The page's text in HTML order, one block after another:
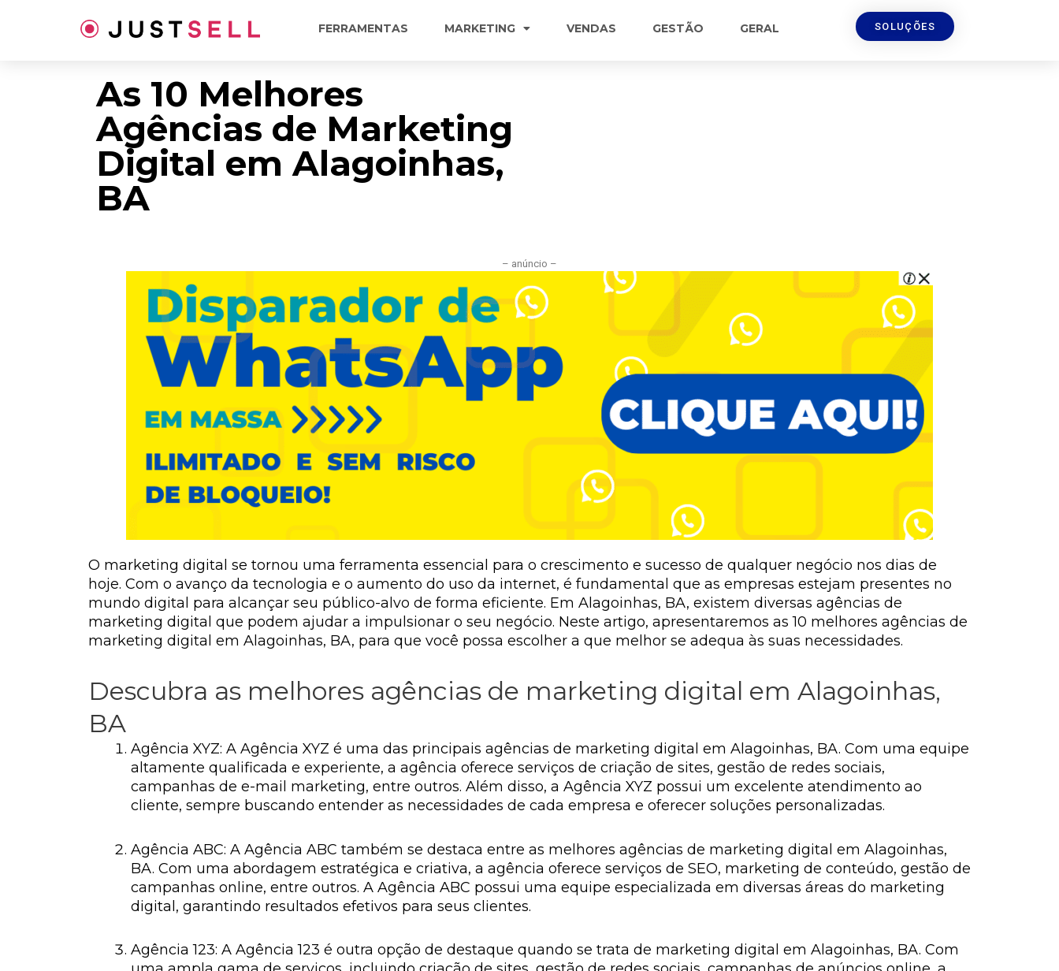
FERRAMENTAS MARKETING VENDAS GESTÃO GERAL SOLUÇÕES
As 10 Melhores
Agências de Marketing
Digital em Alagoinhas,
BA
– anúncio –
O marketing digital se tornou uma ferramenta essencial para o crescimento e sucesso de qualquer negócio nos dias de
hoje. Com o avanço da tecnologia e o aumento do uso da internet, é fundamental que as empresas estejam presentes no
mundo digital para alcançar seu público-alvo de forma eficiente. Em Alagoinhas, BA, existem diversas agências de
marketing digital que podem ajudar a impulsionar o seu negócio. Neste artigo, apresentaremos as 10 melhores agências de
marketing digital em Alagoinhas, BA, para que você possa escolher a que melhor se adequa às suas necessidades.
Descubra as melhores agências de marketing digital em Alagoinhas,
BA
Agência XYZ: A Agência XYZ é uma das principais agências de marketing digital em Alagoinhas, BA. Com uma equipe
altamente qualificada e experiente, a agência oferece serviços de criação de sites, gestão de redes sociais,
campanhas de e-mail marketing, entre outros. Além disso, a Agência XYZ possui um excelente atendimento ao
cliente, sempre buscando entender as necessidades de cada empresa e oferecer soluções personalizadas.
Agência ABC: A Agência ABC também se destaca entre as melhores agências de marketing digital em Alagoinhas,
BA. Com uma abordagem estratégica e criativa, a agência oferece serviços de SEO, marketing de conteúdo, gestão de
campanhas online, entre outros. A Agência ABC possui uma equipe especializada em diversas áreas do marketing
digital, garantindo resultados efetivos para seus clientes.
Agência 123: A Agência 123 é outra opção de destaque quando se trata de marketing digital em Alagoinhas, BA. Com